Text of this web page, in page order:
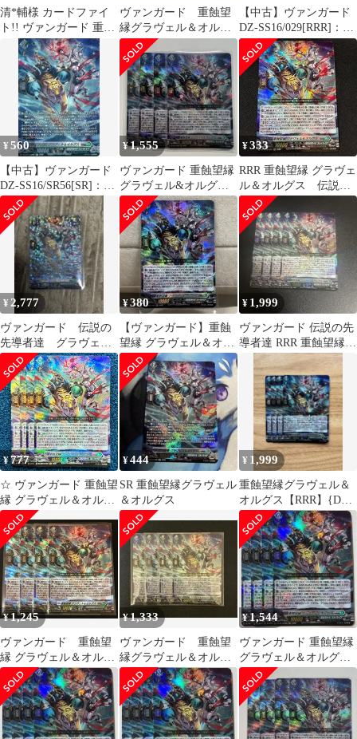
清*輔様 カードファイ
ト!! ヴァンガード 重蝕
望縁 グラヴェル＆オル
グス RR
ヴァンガード 重蝕望
縁グラヴェル＆オルグ
ス RRR 3枚セット
【中古】ヴァンガード
DZ-SS16/029[RRR]：重
蝕望縁 グラヴェル＆オ
ルグス
¥560
【中古】ヴァンガード
DZ-SS16/SR56[SR]：重
蝕望縁 グラヴェル＆オ
ルグス
¥1,555
ヴァンガード 重蝕望縁
グラヴェル&オルグス 4
枚
¥333
RRR 重蝕望縁 グラヴェ
ル＆オルグス 伝説の
先導者達 ヴァンガー
ド
¥ 2,777
ヴァンガード 伝説の
先導者達 グラヴェル
&オルグス FFR 希少
¥380
【ヴァンガード】重蝕
望縁 グラヴェル＆オル
グス【RRR】DZ-
SS16/029
¥ 1,999
ヴァンガード 伝説の先
導者達 RRR 重蝕望縁
グラヴェル&オルグス
¥777
☆ ヴァンガード 重蝕望
縁 グラヴェル＆オルグ
ス RRR DZ-SS16/029 4
枚 ☆
¥444
SR 重蝕望縁グラヴェル
＆オルグス
¥ 1,999
重蝕望縁グラヴェル＆
オルグス【RRR】{DZ-
SS16/029} 4枚
¥1,245
ヴァンガード 重蝕望
縁 グラヴェル＆オルグ
ス ４枚セット #tu
¥1,333
ヴァンガード 重蝕望
縁グラヴェル＆オルグ
ス 4枚
¥1,544
ヴァンガード 重蝕望縁
グラヴェル＆オルグス
4枚